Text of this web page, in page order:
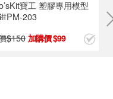
夾桌式5D放大鏡LE
D燈-56顆SMD LED
燈MA-1209LA
$2700
Pro’sKit 寶工 CP-333
6P/8P網路壓著鉗
市價$700 399